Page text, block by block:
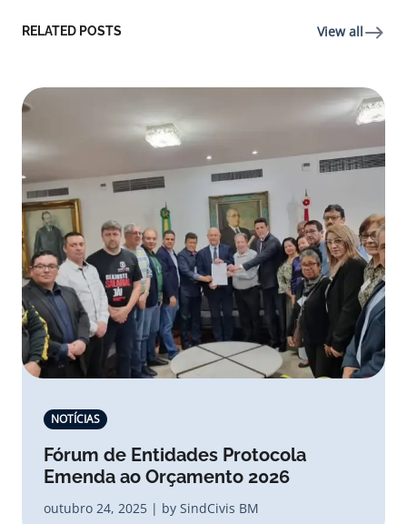
RELATED POSTS View all
NOTÍCIAS
Fórum de Entidades Protocola
Emenda ao Orçamento 2026
outubro 24, 2025 | by SindCivis BM